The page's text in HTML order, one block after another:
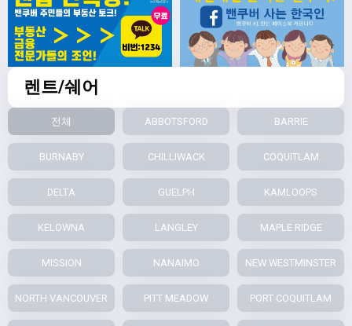
렌트/쉐어
전체 ABBOTSFORD BARRIE
BURNABY CHILLIWACK COQUITLAM
DELTA GUELPH KAMLOOPS
KELOWNA LANGLEY MAPLE RIDGE
MISSION NANAIMO NEW WESTMINSTER
NORTH VANCOUVER PITT MEADOW PORT COQUITLAM